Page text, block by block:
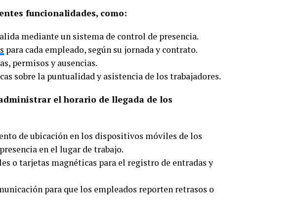
funcionalidades, como:
mediante un sistema de control de presencia.
para cada empleado, según su jornada y contrato.
permisos y ausencias.
sobre la puntualidad y asistencia de los trabajadores.
el horario de llegada de los
de ubicación en los dispositivos móviles de los
en el lugar de trabajo.
o tarjetas magnéticas para el registro de entradas y
para que los empleados reporten retrasos o